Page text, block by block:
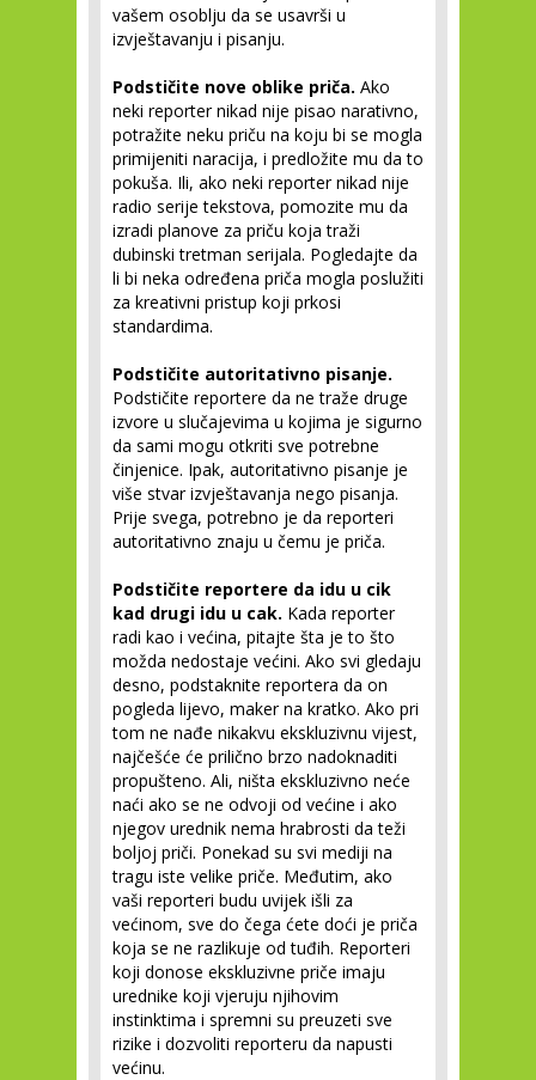
vašem osoblju da se usavrši u
izvještavanju i pisanju.
Podstičite nove oblike priča. Ako
neki reporter nikad nije pisao narativno,
potražite neku priču na koju bi se mogla
primijeniti naracija, i predložite mu da to
pokuša. Ili, ako neki reporter nikad nije
radio serije tekstova, pomozite mu da
izradi planove za priču koja traži
dubinski tretman serijala. Pogledajte da
li bi neka određena priča mogla poslužiti
za kreativni pristup koji prkosi
standardima.
Podstičite autoritativno pisanje.
Podstičite reportere da ne traže druge
izvore u slučajevima u kojima je sigurno
da sami mogu otkriti sve potrebne
činjenice. Ipak, autoritativno pisanje je
više stvar izvještavanja nego pisanja.
Prije svega, potrebno je da reporteri
autoritativno znaju u čemu je priča.
Podstičite reportere da idu u cik
kad drugi idu u cak. Kada reporter
radi kao i većina, pitajte šta je to što
možda nedostaje većini. Ako svi gledaju
desno, podstaknite reportera da on
pogleda lijevo, maker na kratko. Ako pri
tom ne nađe nikakvu ekskluzivnu vijest,
najčešće će prilično brzo nadoknaditi
propušteno. Ali, ništa ekskluzivno neće
naći ako se ne odvoji od većine i ako
njegov urednik nema hrabrosti da teži
boljoj priči. Ponekad su svi mediji na
tragu iste velike priče. Međutim, ako
vaši reporteri budu uvijek išli za
većinom, sve do čega ćete doći je priča
koja se ne razlikuje od tuđih. Reporteri
koji donose ekskluzivne priče imaju
urednike koji vjeruju njihovim
instinktima i spremni su preuzeti sve
rizike i dozvoliti reporteru da napusti
većinu.